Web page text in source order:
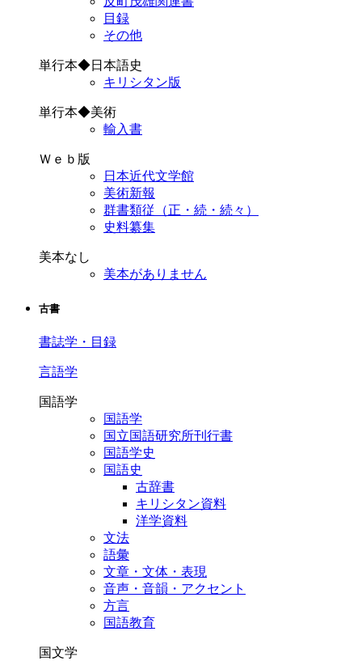
目録
その他
単行本◆日本語史
キリシタン版
単行本◆美術
輸入書
Ｗｅｂ版
日本近代文学館
美術新報
群書類従（正・続・続々）
史料纂集
美本なし
美本がありません
古書
書誌学・目録
言語学
国語学
国語学
国立国語研究所刊行書
国語学史
国語史
古辞書
キリシタン資料
洋学資料
文法
語彙
文章・文体・表現
音声・音韻・アクセント
方言
国語教育
国文学